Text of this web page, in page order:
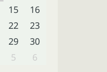
15
16
22
23
29
30
5 6